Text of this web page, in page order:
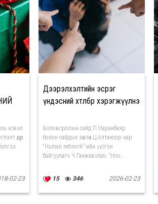
эсвэл
өдөр
02-23
Дээрэлхэлтийн эсрэг
үндэсний хөтөлбөр хэрэгжүүлнэ
Боловсролын сайд П.Наранбаяр
болон сайдын зөвлөх Ц.Алтансор нар
“Human network”-ийн үүсгэн
байгуулагч Ч.Ганжавхлан, “Ноо...
15 346 2026-02-23